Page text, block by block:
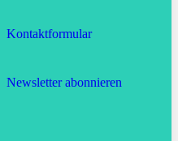
Kontaktformular
Newsletter abonnieren